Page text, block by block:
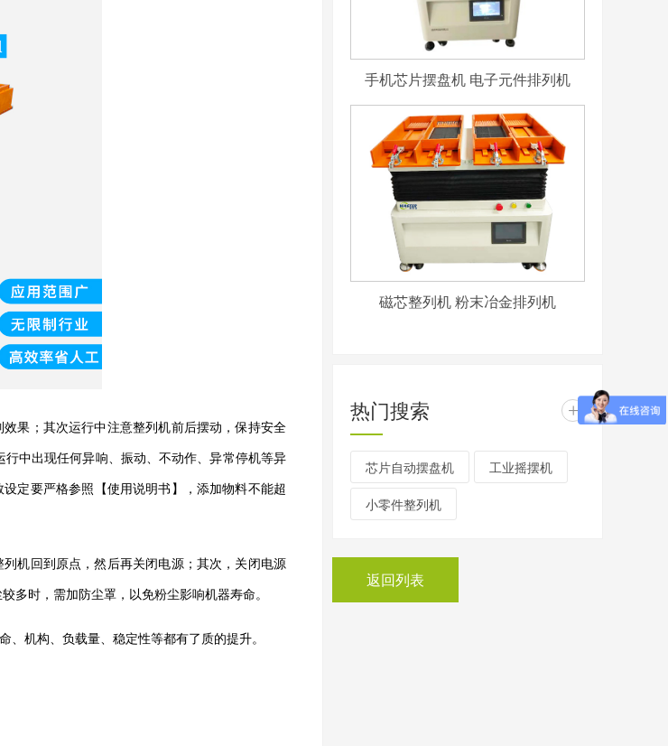
果；其次运行中注意整列机前后摆动，保持安全
行中出现任何异响、振动、不动作、异常停机等异
设定要严格参照【使用说明书】，添加物料不能超
机回到原点，然后再关闭电源；其次，关闭电源
多时，需加防尘罩，以免粉尘影响机器寿命。
、机构、负载量、稳定性等都有了质的提升。
手机芯片摆盘机 电子元件排列机
磁芯整列机 粉末冶金排列机
热门搜索 +
芯片自动摆盘机 工业摇摆机
小零件整列机
返回列表